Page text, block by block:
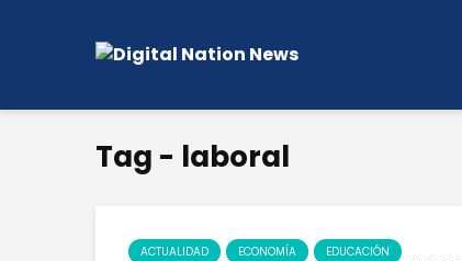
Tag - laboral
ACTUALIDAD ECONOMÍA EDUCACIÓN